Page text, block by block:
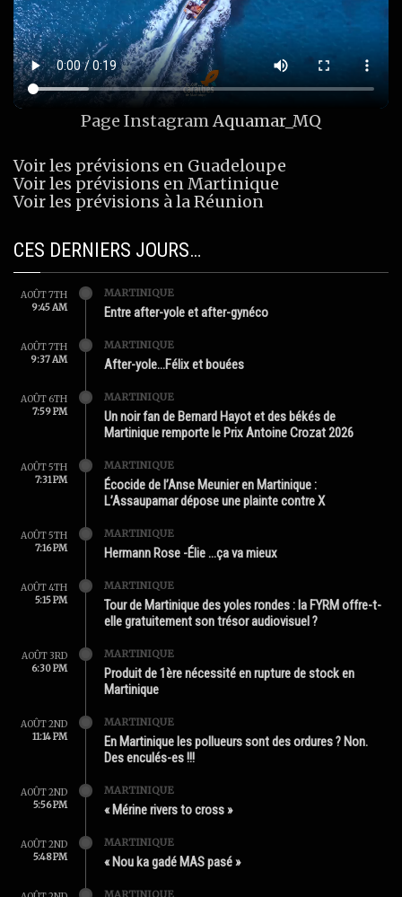
Page InstagramAquamar_MQ
Voir les prévisions en Guadeloupe
Voir les prévisions en Martinique
Voir les prévisions à la Réunion
CES DERNIERS JOURS…
AOÛT 7TH
9:45 AM
MARTINIQUE
Entre after-yole et after-gynéco
AOÛT 7TH
9:37 AM
MARTINIQUE
After-yole…Félix et bouées
AOÛT 6TH
7:59 PM
MARTINIQUE
Un noir fan de Bernard Hayot et des békés de
Martinique remporte le Prix Antoine Crozat 2026
AOÛT 5TH
7:31 PM
MARTINIQUE
Écocide de l’Anse Meunier en Martinique :
L’Assaupamar dépose une plainte contre X
AOÛT 5TH
7:16 PM
MARTINIQUE
Hermann Rose -Élie …ça va mieux
AOÛT 4TH
5:15 PM
MARTINIQUE
Tour de Martinique des yoles rondes : la FYRM offre-t-
elle gratuitement son trésor audiovisuel ?
AOÛT 3RD
6:30 PM
MARTINIQUE
Produit de 1ère nécessité en rupture de stock en
Martinique
AOÛT 2ND
11:14 PM
MARTINIQUE
En Martinique les pollueurs sont des ordures ? Non.
Des enculés-es !!!
AOÛT 2ND
5:56 PM
MARTINIQUE
« Mérine rivers to cross »
AOÛT 2ND
5:48 PM
MARTINIQUE
« Nou ka gadé MAS pasé »
MARTINIQUE